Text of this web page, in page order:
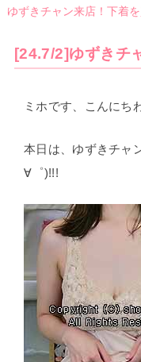
ゆずきチャン来店！下着
[24.7/2]ゆずきチ
ミホです、こんにち
本日は、ゆずきチャ
∀゜)!!!